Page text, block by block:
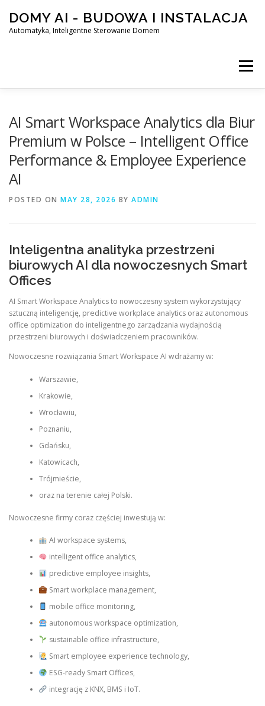
content
DOMY AI - BUDOWA I INSTALACJA
Automatyka, Inteligentne Sterowanie Domem
Menu
SMART DOM AI – AUTOMATYKA, INTELIGENTNE
BLOG KONTAKT
AI Smart Workspace Analytics dla Biur
Premium w Polsce – Intelligent Office
Performance & Employee Experience
AI
POSTED ON MAY 28, 2026 BY ADMIN
Inteligentna analityka przestrzeni
biurowych AI dla nowoczesnych Smart
Offices
AI Smart Workspace Analytics to nowoczesny system wykorzystujący
sztuczną inteligencję, predictive workplace analytics oraz autonomous
office optimization do inteligentnego zarządzania wydajnością
przestrzeni biurowych i doświadczeniem pracowników.
Nowoczesne rozwiązania Smart Workspace AI wdrażamy w:
Warszawie,
Krakowie,
Wrocławiu,
Poznaniu,
Gdańsku,
Katowicach,
Trójmieście,
oraz na terenie całej Polski.
Nowoczesne firmy coraz częściej inwestują w:
AI workspace systems,
intelligent office analytics,
predictive employee insights,
Smart workplace management,
mobile office monitoring,
autonomous workspace optimization,
sustainable office infrastructure,
Smart employee experience technology,
ESG-ready Smart Offices,
integrację z KNX, BMS i IoT.